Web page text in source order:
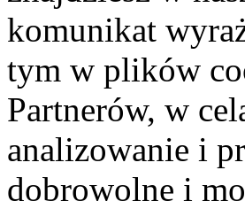
komunikat
tym w plików
Partnerów, w
analizowanie i
dobrowolne i